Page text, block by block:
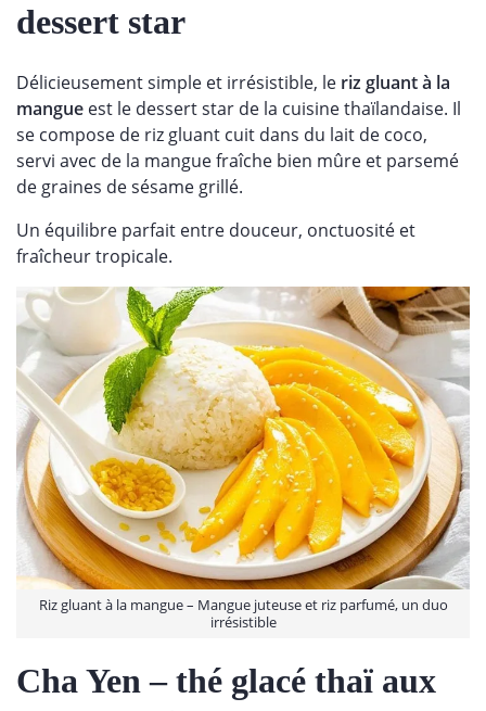
dessert star
Délicieusement simple et irrésistible, le riz gluant à la
mangue est le dessert star de la cuisine thaïlandaise. Il
se compose de riz gluant cuit dans du lait de coco,
servi avec de la mangue fraîche bien mûre et parsemé
de graines de sésame grillé.
Un équilibre parfait entre douceur, onctuosité et
fraîcheur tropicale.
Riz gluant à la mangue – Mangue juteuse et riz parfumé, un duo
irrésistible
Cha Yen– thé glacé thaï aux